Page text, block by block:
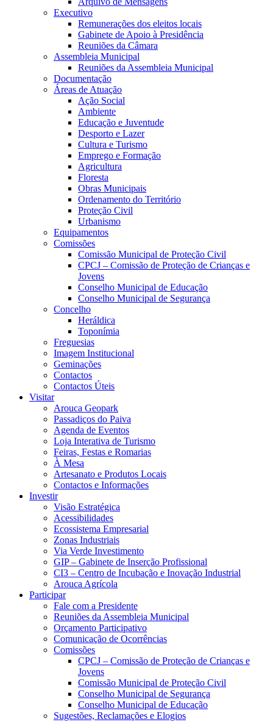
Executivo
Remunerações dos eleitos locais
Gabinete de Apoio à Presidência
Reuniões da Câmara
Assembleia Municipal
Reuniões da Assembleia Municipal
Documentação
Áreas de Atuação
Ação Social
Ambiente
Educação e Juventude
Desporto e Lazer
Cultura e Turismo
Emprego e Formação
Agricultura
Floresta
Obras Municipais
Ordenamento do Território
Proteção Civil
Urbanismo
Equipamentos
Comissões
Comissão Municipal de Proteção Civil
CPCJ – Comissão de Proteção de Crianças e
Jovens
Conselho Municipal de Educação
Conselho Municipal de Segurança
Concelho
Heráldica
Toponímia
Freguesias
Imagem Institucional
Geminações
Contactos
Contactos Úteis
Visitar
Arouca Geopark
Passadiços do Paiva
Agenda de Eventos
Loja Interativa de Turismo
Feiras, Festas e Romarias
À Mesa
Artesanato e Produtos Locais
Contactos e Informações
Investir
Visão Estratégica
Acessibilidades
Ecossistema Empresarial
Zonas Industriais
Via Verde Investimento
GIP – Gabinete de Inserção Profissional
CI3 – Centro de Incubação e Inovação Industrial
Arouca Agrícola
Participar
Fale com a Presidente
Reuniões da Assembleia Municipal
Orçamento Participativo
Comunicação de Ocorrências
Comissões
CPCJ – Comissão de Proteção de Crianças e
Jovens
Comissão Municipal de Proteção Civil
Conselho Municipal de Segurança
Conselho Municipal de Educação
Sugestões, Reclamações e Elogios